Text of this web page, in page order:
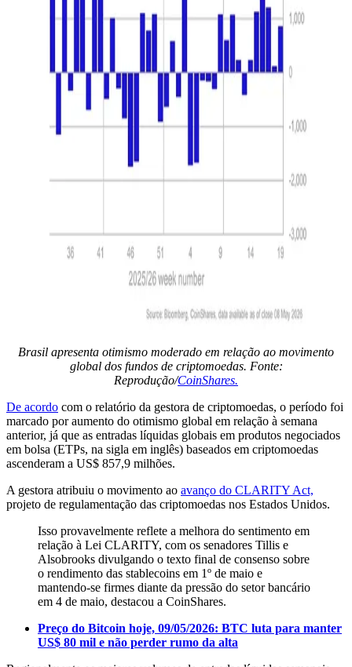
Brasil apresenta otimismo moderado em relação ao movimento
global dos fundos de criptomoedas. Fonte:
Reprodução/CoinShares.
De acordo com o relatório da gestora de criptomoedas, o período foi
marcado por aumento do otimismo global em relação à semana
anterior, já que as entradas líquidas globais em produtos negociados
em bolsa (ETPs, na sigla em inglês) baseados em criptomoedas
ascenderam a US$ 857,9 milhões.
A gestora atribuiu o movimento ao avanço do CLARITY Act,
projeto de regulamentação das criptomoedas nos Estados Unidos.
Isso provavelmente reflete a melhora do sentimento em
relação à Lei CLARITY, com os senadores Tillis e
Alsobrooks divulgando o texto final de consenso sobre
o rendimento das stablecoins em 1º de maio e
mantendo-se firmes diante da pressão do setor bancário
em 4 de maio, destacou a CoinShares.
Preço do Bitcoin hoje, 09/05/2026: BTC luta para manter
US$ 80 mil e não perder rumo da alta